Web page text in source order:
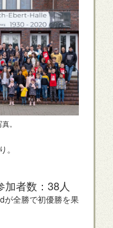
。
。
加者数：38人
が全勝で初優勝を果